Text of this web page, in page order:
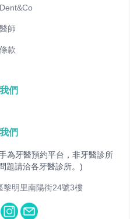
師
款
們
們
為牙醫預約平台，非牙醫診所
題請洽各牙醫診所。)
黎明里南陽街24號3樓